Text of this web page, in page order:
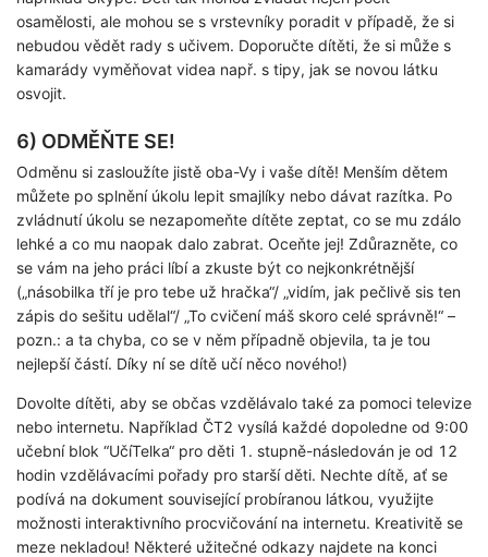
osamělosti, ale mohou se s vrstevníky poradit v případě, že si
nebudou vědět rady s učivem. Doporučte dítěti, že si může s
kamarády vyměňovat videa např. s tipy, jak se novou látku
osvojit.
6) ODMĚŇTE SE!
Odměnu si zasloužíte jistě oba-Vy i vaše dítě! Menším dětem
můžete po splnění úkolu lepit smajlíky nebo dávat razítka. Po
zvládnutí úkolu se nezapomeňte dítěte zeptat, co se mu zdálo
lehké a co mu naopak dalo zabrat. Oceňte jej! Zdůrazněte, co
se vám na jeho práci líbí a zkuste být co nejkonkrétnější
(„násobilka tří je pro tebe už hračka“/ „vidím, jak pečlivě sis ten
zápis do sešitu udělal“/ „To cvičení máš skoro celé správně!“ –
pozn.: a ta chyba, co se v něm případně objevila, ta je tou
nejlepší částí. Díky ní se dítě učí něco nového!)
Dovolte dítěti, aby se občas vzdělávalo také za pomoci televize
nebo internetu. Například ČT2 vysílá každé dopoledne od 9:00
učební blok “UčíTelka“ pro děti 1. stupně-následován je od 12
hodin vzdělávacími pořady pro starší děti. Nechte dítě, ať se
podívá na dokument související probíranou látkou, využijte
možnosti interaktivního procvičování na internetu. Kreativitě se
meze nekladou! Některé užitečné odkazy najdete na konci